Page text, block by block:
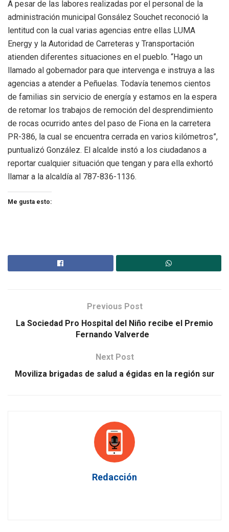
A pesar de las labores realizadas por el personal de la
administración municipal Gonsález Souchet reconoció la
lentitud con la cual varias agencias entre ellas LUMA
Energy y la Autoridad de Carreteras y Transportación
atienden diferentes situaciones en el pueblo. “Hago un
llamado al gobernador para que intervenga e instruya a las
agencias a atender a Peñuelas. Todavía tenemos cientos
de familias sin servicio de energía y estamos en la espera
de retomar los trabajos de remoción del desprendimiento
de rocas ocurrido antes del paso de Fiona en la carretera
PR-386, la cual se encuentra cerrada en varios kilómetros”,
puntualizó González. El alcalde instó a los ciudadanos a
reportar cualquier situación que tengan y para ella exhortó
llamar a la alcaldía al 787-836-1136.
Me gusta esto:
Previous Post
La Sociedad Pro Hospital del Niño recibe el Premio
Fernando Valverde
Next Post
Moviliza brigadas de salud a égidas en la región sur
Redacción